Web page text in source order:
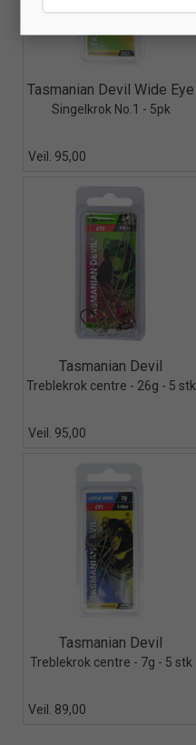
Quick View+
Tasmanian Devil Wide Eye
Singelkrok No.1 - 5pk
Veil. 95,00
Quick View+
Tasmanian Devil
Treblekrok centre - 26g - 5 stk
Veil. 95,00
Quick View+
Tasmanian Devil
Treblekrok centre - 7g - 5 stk
Veil. 89,00